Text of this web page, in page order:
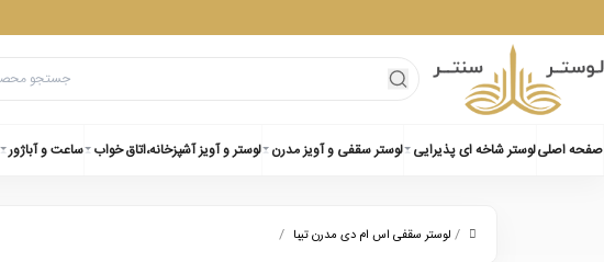
صفحه اصلیلوستر شاخه ای پذیرایی لوستر سقفی و آویز مدرن لوستر و آویز آشپزخانه،اتاق خواب ساعت و آباژور
/ لوستر سقفی اس ام دی مدرن تیبا /